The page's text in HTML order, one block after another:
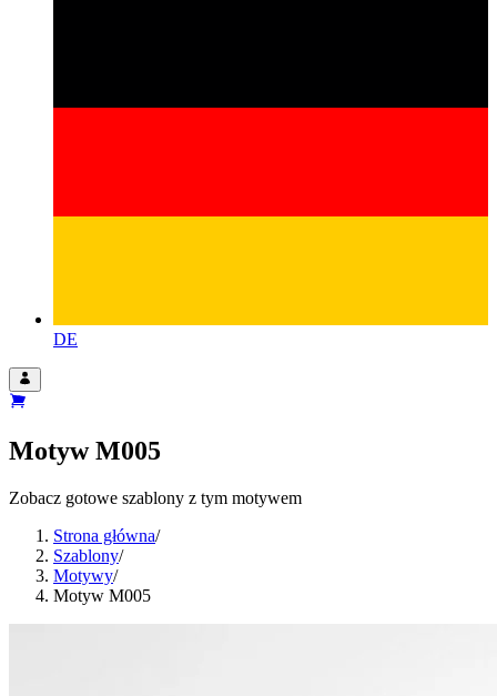
DE
Motyw M005
Zobacz gotowe szablony z tym motywem
Strona główna/
Szablony/
Motywy/
Motyw M005